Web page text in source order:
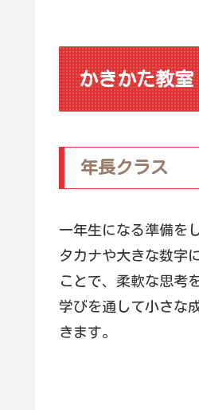
かきかた教室
年長クラス
一年生になる準備を
タカナや大きな数字
ことで、柔軟な思考
学びを通して小さな
きます。